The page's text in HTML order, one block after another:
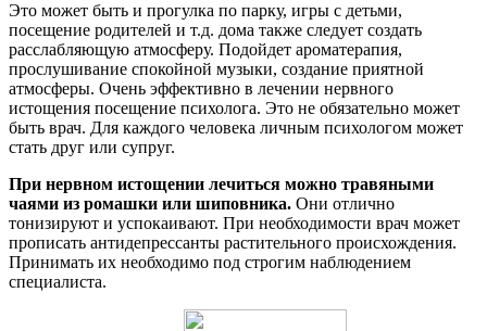
Это может быть и прогулка по парку, игры с детьми,
посещение родителей и т.д. дома также следует создать
расслабляющую атмосферу. Подойдет ароматерапия,
прослушивание спокойной музыки, создание приятной
атмосферы. Очень эффективно в лечении нервного
истощения посещение психолога. Это не обязательно может
быть врач. Для каждого человека личным психологом может
стать друг или супруг.
При нервном истощении лечиться можно травяными
чаями из ромашки или шиповника. Они отлично
тонизируют и успокаивают. При необходимости врач может
прописать антидепрессанты растительного происхождения.
Принимать их необходимо под строгим наблюдением
специалиста.